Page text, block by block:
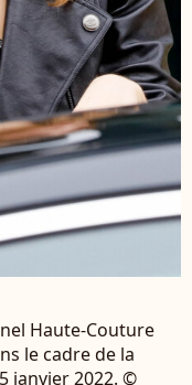
Haute-Couture
le cadre de la
janvier 2022. ©